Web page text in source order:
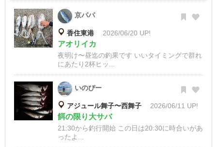
京パパ
香住東港 2026/06/20 UP!
アオリイカ
夜明け〜昼迄の釣果です いいタイミングで群れ
にあたり2杯ヒッ...
いのぴー
アジュール舞子〜西舞子 2026/06/11 UP!
餌の限り大サバ
21:30から釣行開始 この日は20:30に時合いがあ
ったよ...